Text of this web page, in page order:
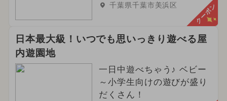
千葉県千葉市美浜区 クーポン
日本最大級！いつでも思いっきり遊べる屋
内遊園地
一日中遊べちゃう♪ ベビー
～小学生向けの遊びが盛り
だくさん！